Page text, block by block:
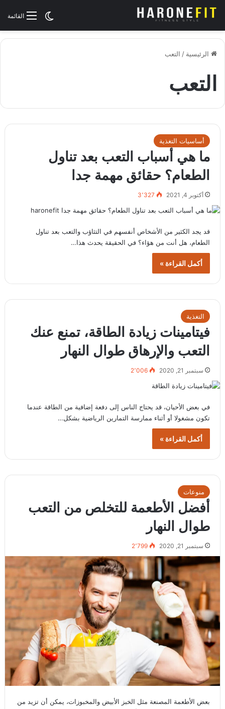
القائمةالوضع
الرئيسية / التعب
التعب
أساسيات التغذية
ما هي أسباب التعب بعد تناول
الطعام؟ حقائق مهمة جدا
أكتوبر 4, 2021 3٬327
قد يجد الكثير من الأشخاص أنفسهم في التثاؤب والتعب بعد تناول
الطعام، هل أنت من هؤاء؟ في الحقيقة يحدث هذا…
أكمل القراءة »
التغذية
فيتامينات زيادة الطاقة، تمنع عنك
التعب والإرهاق طوال النهار
سبتمبر 21, 2020 2٬006
في بعض الأحيان، قد يحتاج الناس إلى دفعة إضافية من الطاقة عندما
تكون مشغولا أو أثناء ممارسة التمارين الرياضية بشكل…
أكمل القراءة »
منوعات
أفضل الأطعمة للتخلص من التعب
طوال النهار
سبتمبر 21, 2020 2٬799
بعض الأطعمة المصنعة مثل الخبز الأبيض والمخبوزات، يمكن أن تزيد من